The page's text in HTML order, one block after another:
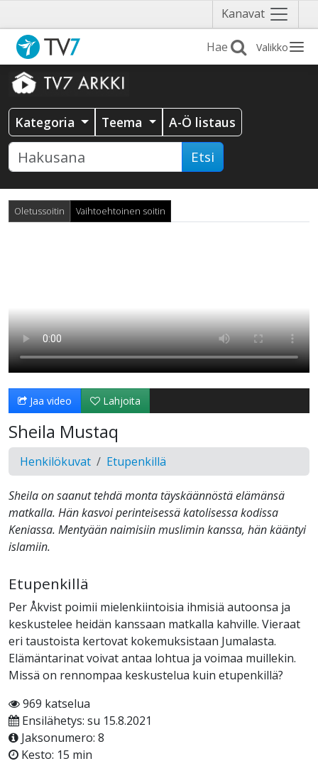
Kanavat Näytä
valikko
Valikko
Kategoria Teema A-Ö listaus
Etsi
Oletussoitin Vaihtoehtoinen soitin
Jaa video Lahjoita
Sheila Mustaq
Henkilökuvat Etupenkillä
Sheila on saanut tehdä monta täyskäännöstä elämänsä
matkalla. Hän kasvoi perinteisessä katolisessa kodissa
Keniassa. Mentyään naimisiin muslimin kanssa, hän kääntyi
islamiin.
Etupenkillä
Per Åkvist poimii mielenkiintoisia ihmisiä autoonsa ja
keskustelee heidän kanssaan matkalla kahville. Vieraat
eri taustoista kertovat kokemuksistaan ​​Jumalasta.
Elämäntarinat voivat antaa lohtua ja voimaa muillekin.
Missä on rennompaa keskustelua kuin etupenkillä?
969 katselua
Ensilähetys: su 15.8.2021
Jaksonumero: 8
Kesto: 15 min